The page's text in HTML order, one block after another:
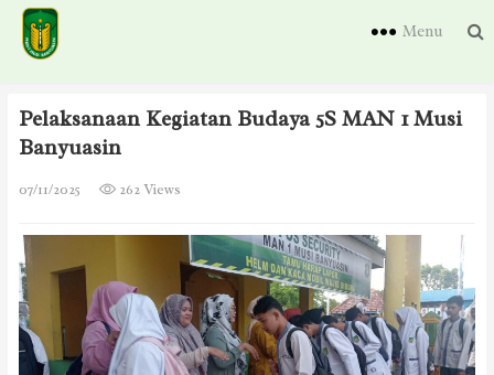
Menu
Pelaksanaan Kegiatan Budaya 5S MAN 1 Musi
Banyuasin
07/11/2025 262 Views